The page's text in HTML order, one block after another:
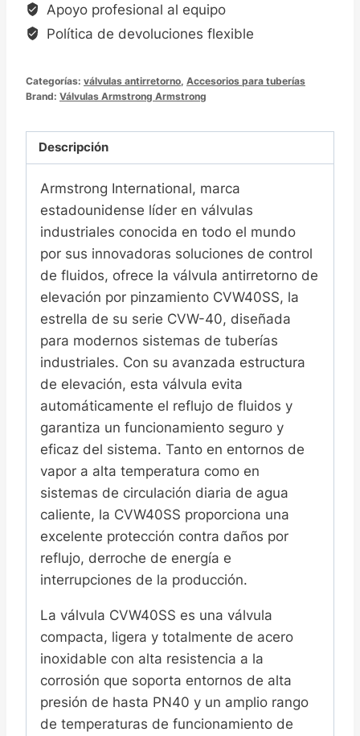
Apoyo profesional al equipo
Política de devoluciones flexible
Categorías: válvulas antirretorno, Accesorios para tuberías
Brand: Válvulas Armstrong Armstrong
Descripción
Armstrong International, marca
estadounidense líder en válvulas
industriales conocida en todo el mundo
por sus innovadoras soluciones de control
de fluidos, ofrece la válvula antirretorno de
elevación por pinzamiento CVW40SS, la
estrella de su serie CVW-40, diseñada
para modernos sistemas de tuberías
industriales. Con su avanzada estructura
de elevación, esta válvula evita
automáticamente el reflujo de fluidos y
garantiza un funcionamiento seguro y
eficaz del sistema. Tanto en entornos de
vapor a alta temperatura como en
sistemas de circulación diaria de agua
caliente, la CVW40SS proporciona una
excelente protección contra daños por
reflujo, derroche de energía e
interrupciones de la producción.
La válvula CVW40SS es una válvula
compacta, ligera y totalmente de acero
inoxidable con alta resistencia a la
corrosión que soporta entornos de alta
presión de hasta PN40 y un amplio rango
de temperaturas de funcionamiento de